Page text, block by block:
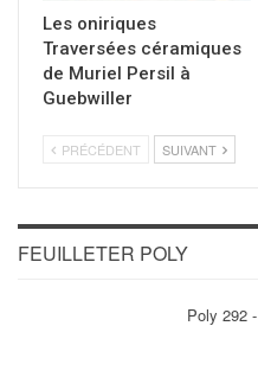
Les oniriques
Traversées céramiques
de Muriel Persil à
Guebwiller
PRÉCÉDENT SUIVANT
FEUILLETER POLY
Poly 292